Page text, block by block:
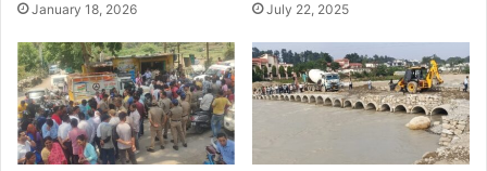
January 18, 2026 July 22, 2025